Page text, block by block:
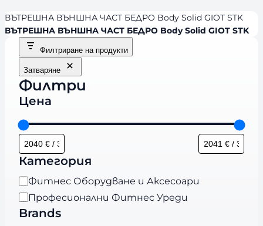
ВЪТРЕШНА ВЪНШНА ЧАСТ БЕДРО Body Solid GIOT STK
ВЪТРЕШНА ВЪНШНА ЧАСТ БЕДРО Body Solid GIOT STK
Филтриране на продукти
Затваряне
Филтри
Цена
Категория
К
а
т
Фитнес Оборудване и Аксесоари
Професионални Фитнес Уреди
Brands